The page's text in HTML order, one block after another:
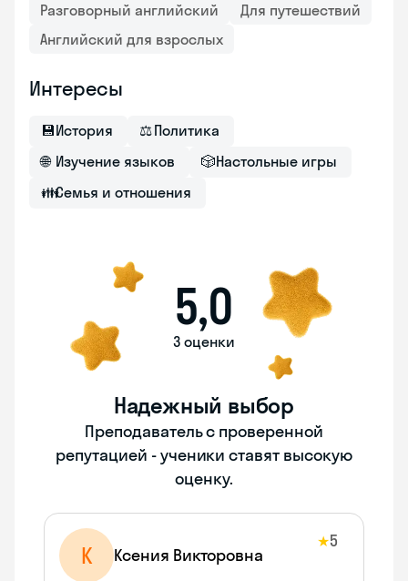
Разговорный английский
Для путешествий
Английский для взрослых
Интересы
💾История ⚖Политика
🌐 Изучение языков 🎲Настольные игры
👪Семья и отношения
5,0
3 оценки
Надежный выбор
Преподаватель с проверенной
репутацией - ученики ставят высокую
оценку.
К Ксения Викторовна
★5